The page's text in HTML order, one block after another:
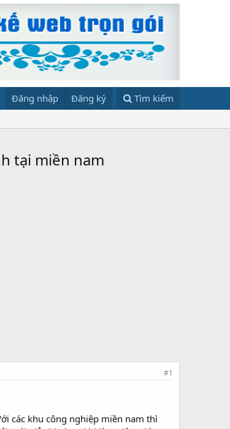
Đăng nhập Đăng ký Tìm kiếm
tại miền nam
#1
các khu công nghiệp miền nam thì